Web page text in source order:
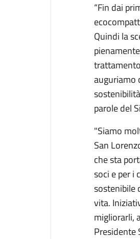
“Fin dai
Quindi la
auguriamo
parole del
"Siamo
San
che sta
soci e per i
sostenibile
vita.
migliorarli,
Presidente